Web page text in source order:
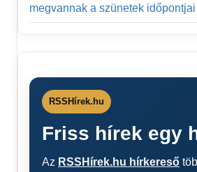
megvannak a szünetek időpontjai
RSSHírek.hu
Friss hírek egy
Az RSSHírek.hu hírkereső